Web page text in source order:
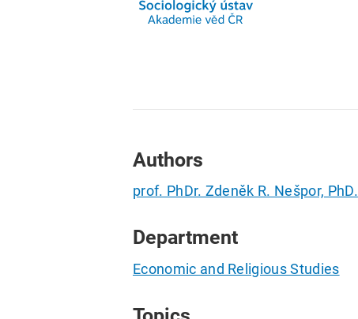
Authors
prof. PhDr. Zdeněk R. Nešpor, PhD.
Department
Economic and Religious Studies